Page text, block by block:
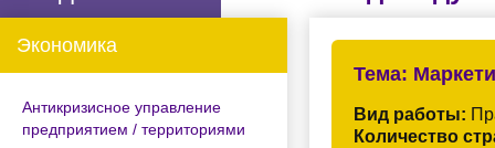
Экономика
Антикризисное управление
предприятием / территориями
Тема:
Вид работы:
Количество